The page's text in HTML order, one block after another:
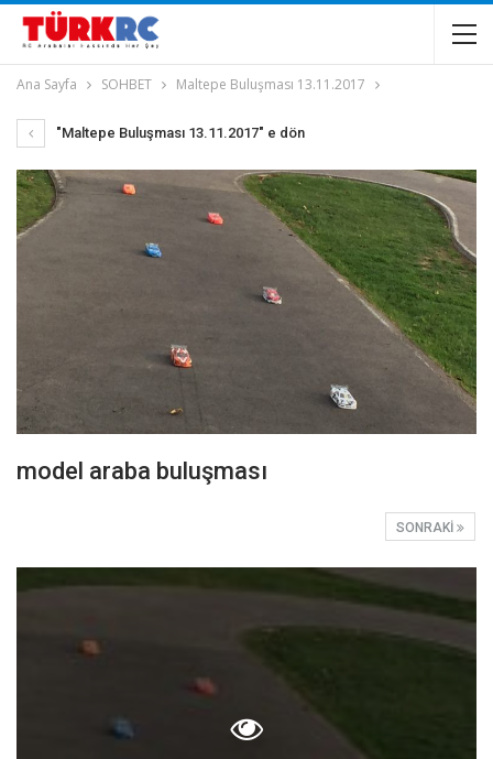
Ana Sayfa SOHBET Maltepe Buluşması 13.11.2017
"Maltepe Buluşması 13.11.2017" e dön
model araba buluşması
SONRAKI